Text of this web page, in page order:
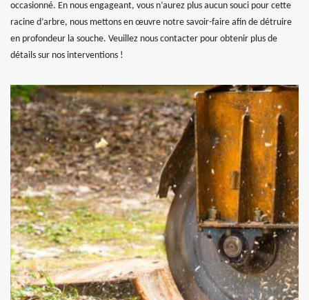
occasionné. En nous engageant, vous n’aurez plus aucun souci pour cette
racine d’arbre, nous mettons en œuvre notre savoir-faire afin de détruire
en profondeur la souche. Veuillez nous contacter pour obtenir plus de
détails sur nos interventions !